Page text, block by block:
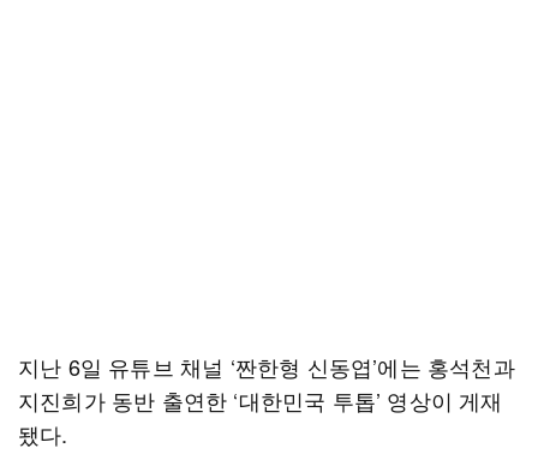
지난 6일 유튜브 채널 ‘짠한형 신동엽’에는 홍석천과
지진희가 동반 출연한 ‘대한민국 투톱’ 영상이 게재
됐다.